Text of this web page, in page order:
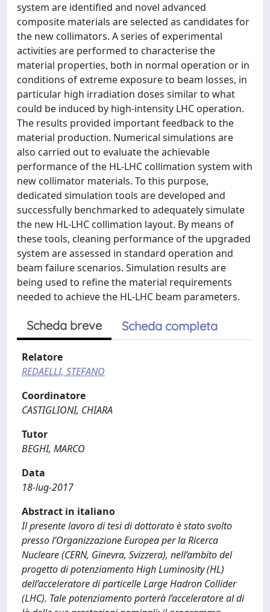
system are identified and novel advanced
composite materials are selected as candidates for
the new collimators. A series of experimental
activities are performed to characterise the
material properties, both in normal operation or in
conditions of extreme exposure to beam losses, in
particular high irradiation doses similar to what
could be induced by high-intensity LHC operation.
The results provided important feedback to the
material production. Numerical simulations are
also carried out to evaluate the achievable
performance of the HL-LHC collimation system with
new collimator materials. To this purpose,
dedicated simulation tools are developed and
successfully benchmarked to adequately simulate
the new HL-LHC collimation layout. By means of
these tools, cleaning performance of the upgraded
system are assessed in standard operation and
beam failure scenarios. Simulation results are
being used to refine the material requirements
needed to achieve the HL-LHC beam parameters.
Scheda breve Scheda completa
Relatore
REDAELLI, STEFANO
Coordinatore
CASTIGLIONI, CHIARA
Tutor
BEGHI, MARCO
Data
18-lug-2017
Abstract in italiano
Il presente lavoro di tesi di dottorato è stato svolto
presso l’Organizzazione Europea per la Ricerca
Nucleare (CERN, Ginevra, Svizzera), nell’ambito del
progetto di potenziamento High Luminosity (HL)
dell’acceleratore di particelle Large Hadron Collider
(LHC). Tale potenziamento porterà l’acceleratore al di